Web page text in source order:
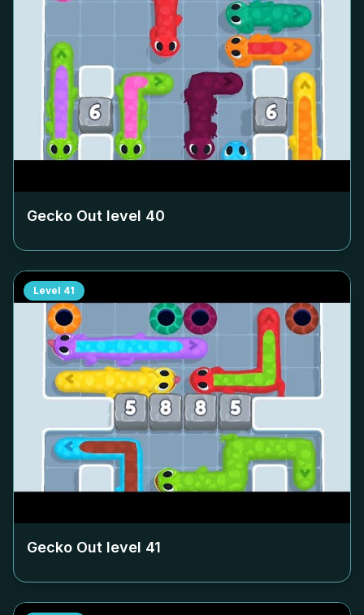
Gecko Out level 40
Level 41
Gecko Out level 41